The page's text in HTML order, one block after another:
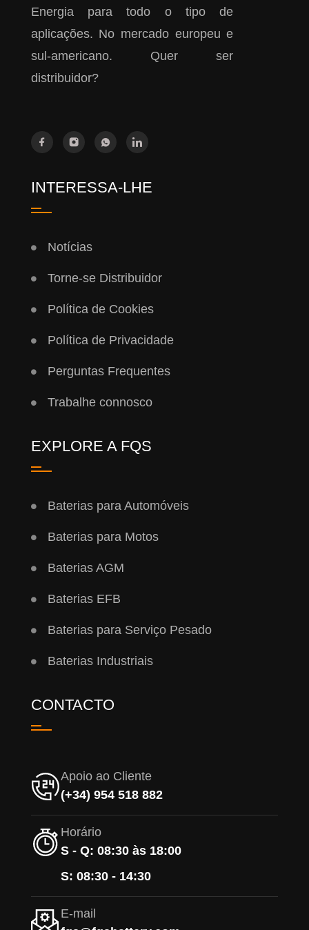
Energia para todo o tipo de
aplicações. No mercado europeu e
sul-americano. Quer ser
distribuidor?
INTERESSA-LHE
Notícias
Torne-se Distribuidor
Política de Cookies
Política de Privacidade
Perguntas Frequentes
Trabalhe connosco
EXPLORE A FQS
Baterias para Automóveis
Baterias para Motos
Baterias AGM
Baterias EFB
Baterias para Serviço Pesado
Baterias Industriais
CONTACTO
Apoio ao Cliente
(+34) 954 518 882
Horário
S - Q: 08:30 às 18:00
S: 08:30 - 14:30
E-mail